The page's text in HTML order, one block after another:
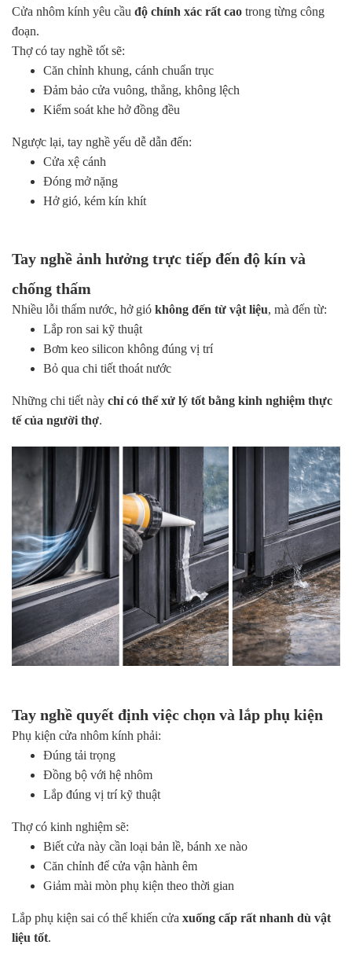
Cửa nhôm kính yêu cầu độ chính xác rất cao trong từng công
đoạn.
Thợ có tay nghề tốt sẽ:
Căn chỉnh khung, cánh chuẩn trục
Đảm bảo cửa vuông, thẳng, không lệch
Kiểm soát khe hở đồng đều
Ngược lại, tay nghề yếu dễ dẫn đến:
Cửa xệ cánh
Đóng mở nặng
Hở gió, kém kín khít
Tay nghề ảnh hưởng trực tiếp đến độ kín và
chống thấm
Nhiều lỗi thấm nước, hở gió không đến từ vật liệu, mà đến từ:
Lắp ron sai kỹ thuật
Bơm keo silicon không đúng vị trí
Bỏ qua chi tiết thoát nước
Những chi tiết này chỉ có thể xử lý tốt bằng kinh nghiệm thực
tế của người thợ.
Tay nghề quyết định việc chọn và lắp phụ kiện
Phụ kiện cửa nhôm kính phải:
Đúng tải trọng
Đồng bộ với hệ nhôm
Lắp đúng vị trí kỹ thuật
Thợ có kinh nghiệm sẽ:
Biết cửa này cần loại bản lề, bánh xe nào
Căn chỉnh để cửa vận hành êm
Giảm mài mòn phụ kiện theo thời gian
Lắp phụ kiện sai có thể khiến cửa xuống cấp rất nhanh dù vật
liệu tốt.